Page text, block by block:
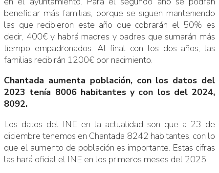
beneficiar más familias, porque se siguen manteniendo
las que recibieron este año que cobrarán el 50% es
decir, 400€ y habrá madres y padres que sumarán más
tiempo empadronados. Al final con los dos años, las
familias recibirán 1200€ por nacimiento.
Chantada aumenta población, con los datos del
2023 tenía 8006 habitantes y con los del 2024,
8092.
Los datos del INE en la actualidad son que a 23 de
diciembre tenemos en Chantada 8242 habitantes, con lo
que el aumento de población es importante. Estas cifras
las hará oficial el INE en los primeros meses del 2025.